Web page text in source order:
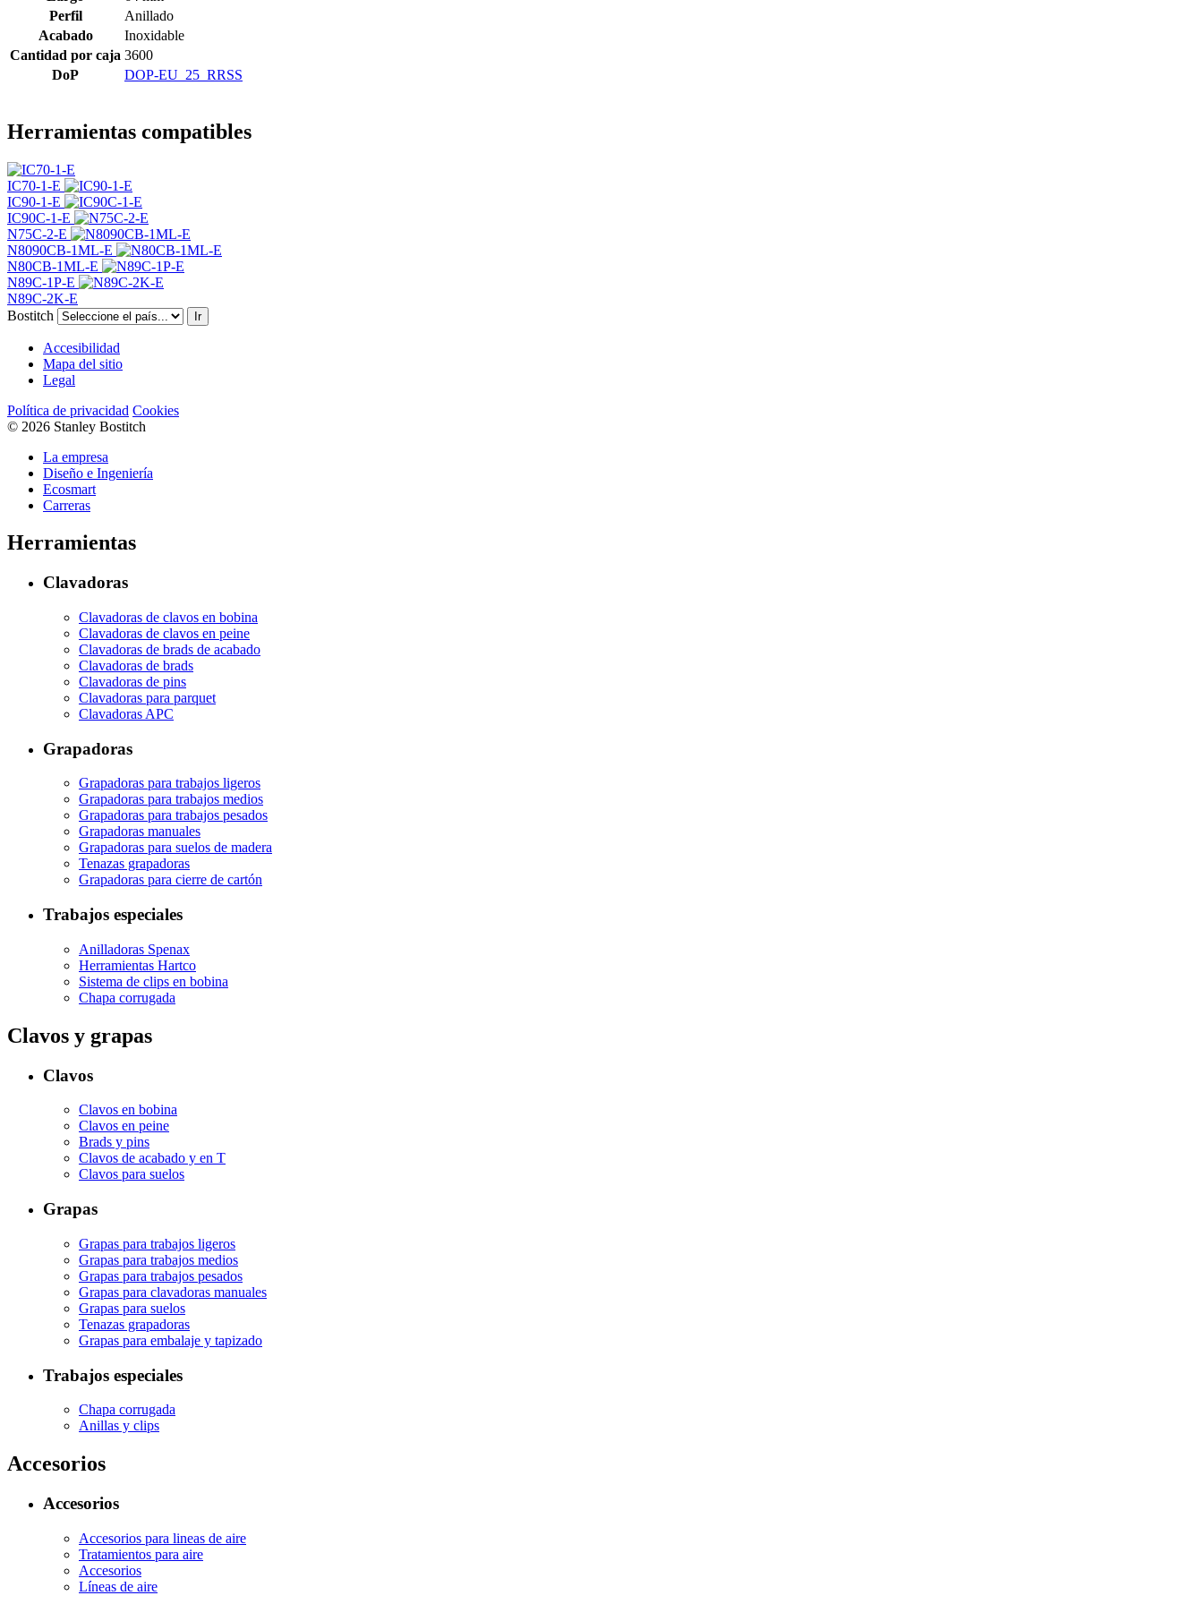
Perfil
Anillado
Acabado
Inoxidable
Cantidad por caja 3600
DoP
DOP-EU_25_RRSS
Herramientas compatibles
IC70-1-E
IC90-1-E
IC90C-1-E
N75C-2-E
N8090CB-1ML-E
N80CB-1ML-E
N89C-1P-E
N89C-2K-E
Bostitch
Ir
Accesibilidad
Mapa del sitio
Legal
Política de privacidad Cookies
© 2026 Stanley Bostitch
La empresa
Diseño e Ingeniería
Ecosmart
Carreras
Herramientas
Clavadoras
Clavadoras de clavos en bobina
Clavadoras de clavos en peine
Clavadoras de brads de acabado
Clavadoras de brads
Clavadoras de pins
Clavadoras para parquet
Clavadoras APC
Grapadoras
Grapadoras para trabajos ligeros
Grapadoras para trabajos medios
Grapadoras para trabajos pesados
Grapadoras manuales
Grapadoras para suelos de madera
Tenazas grapadoras
Grapadoras para cierre de cartón
Trabajos especiales
Anilladoras Spenax
Herramientas Hartco
Sistema de clips en bobina
Chapa corrugada
Clavos y grapas
Clavos
Clavos en bobina
Clavos en peine
Brads y pins
Clavos de acabado y en T
Clavos para suelos
Grapas
Grapas para trabajos ligeros
Grapas para trabajos medios
Grapas para trabajos pesados
Grapas para clavadoras manuales
Grapas para suelos
Tenazas grapadoras
Grapas para embalaje y tapizado
Trabajos especiales
Chapa corrugada
Anillas y clips
Accesorios
Accesorios
Accesorios para lineas de aire
Tratamientos para aire
Accesorios
Líneas de aire